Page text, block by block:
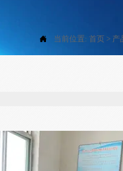
 当前位置: 首页> 产